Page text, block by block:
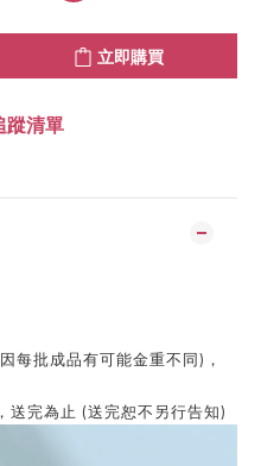
立即購買
蹤清單
每批成品有可能金重不同)，
送完為止 (送完恕不另行告知)